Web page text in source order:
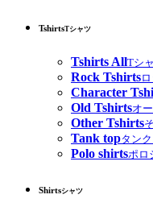
TshirtsTシャツ
Tshirts AllTシ
Rock Tshirts
Character
Old Tshirtsオ
Other Tshirts
Tank topタン
Polo shirtsポロ
Shirtsシャツ